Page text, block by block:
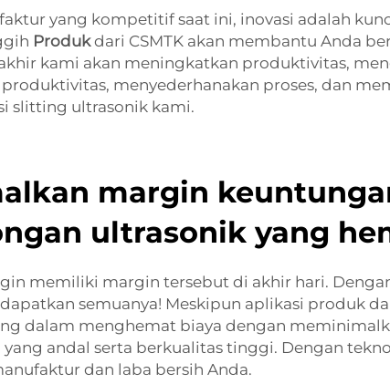
yang kompetitif saat ini, inovasi adalah
Produkdari CSMTK akan membantu Anda
kami akan meningkatkan produktivitas,
menyederhanakan proses, dan
slitting ultrasonik kami.
margin
ultrasonik yang
memiliki margin tersebut di akhir hari.
semuanya! Meskipun aplikasi produk
dalam menghemat biaya dengan
andal serta berkualitas tinggi. Dengan
dan laba bersih Anda.